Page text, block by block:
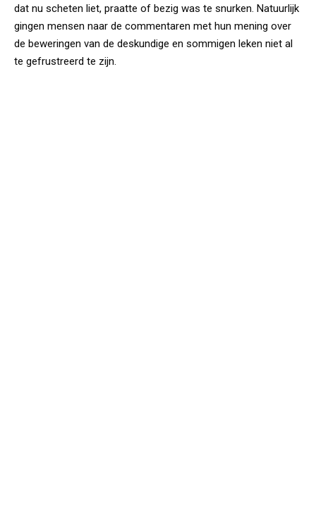
dat nu scheten liet, praatte of bezig was te snurken. Natuurlijk
gingen mensen naar de commentaren met hun mening over
de beweringen van de deskundige en sommigen leken niet al
te gefrustreerd te zijn.